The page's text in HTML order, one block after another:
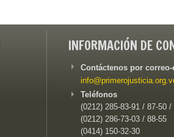
INFORMACIÓN DE
Contáctenos por
Teléfonos
(0212) 285-83-91 / 87-50 /
(0212) 286-73-03 / 88-55
(0414) 150-32-30